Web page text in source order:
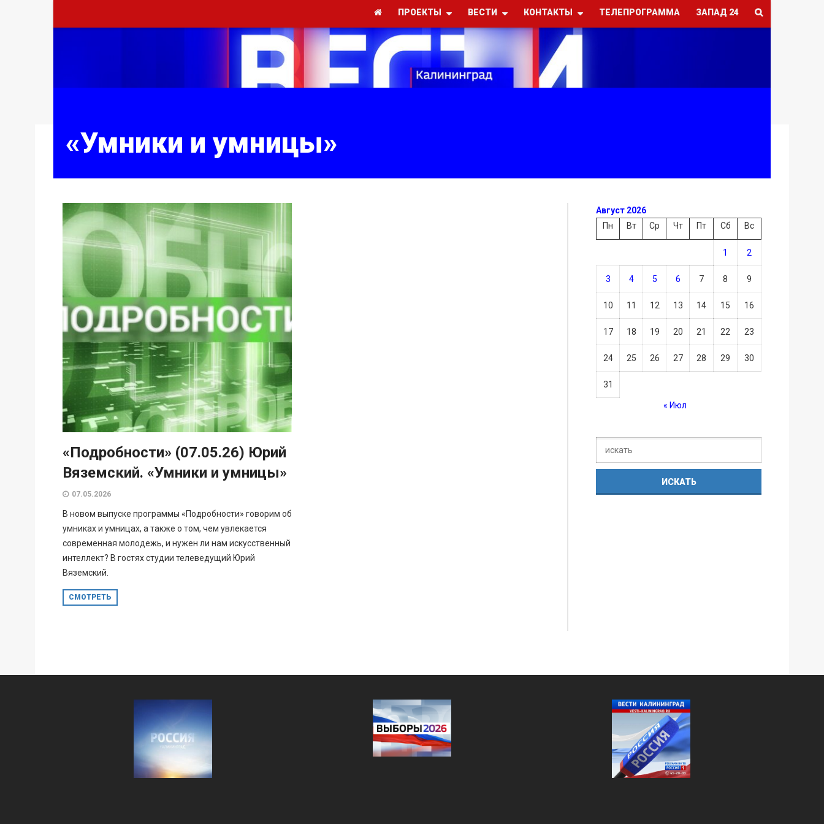
ПРОЕКТЫ ВЕСТИ КОНТАКТЫ ТЕЛЕПРОГРАММА ЗАПАД 24
«Умники и умницы»
«Подробности» (07.05.26) Юрий
Вяземский. «Умники и умницы»
07.05.2026
В новом выпуске программы «Подробности» говорим об
умниках и умницах, а также о том, чем увлекается
современная молодежь, и нужен ли нам искусственный
интеллект? В гостях студии телеведущий Юрий
Вяземский.
СМОТРЕТЬ
Август 2026
Пн
Вт Ср Чт Пт Сб Вс
1 2
3 4 5 6 7 8 9
10 11 12 13 14 15 16
17 18 19 20 21 22 23
24 25 26 27 28 29 30
31
« Июл